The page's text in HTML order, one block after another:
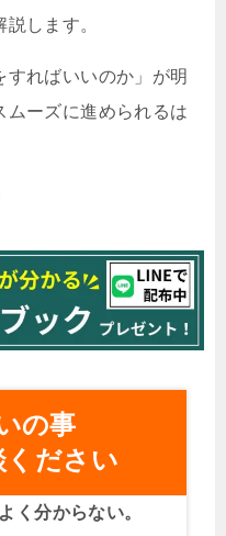
します。
ればいいのか」が明
ムーズに進められるは
の事
ください
く分からない。